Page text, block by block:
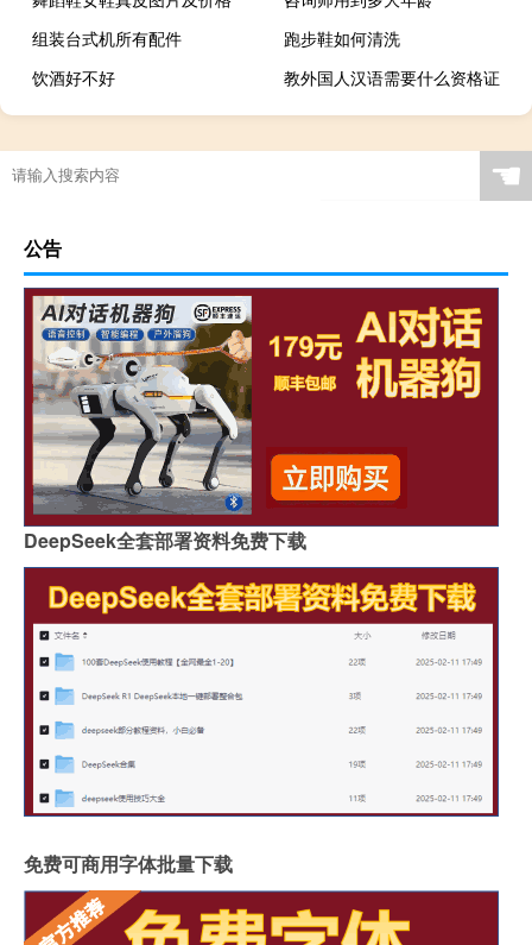
组装台式机所有配件
跑步鞋如何清洗
饮酒好不好
教外国人汉语需要什么资格证
☚
公告
DeepSeek全套部署资料免费下载
免费可商用字体批量下载